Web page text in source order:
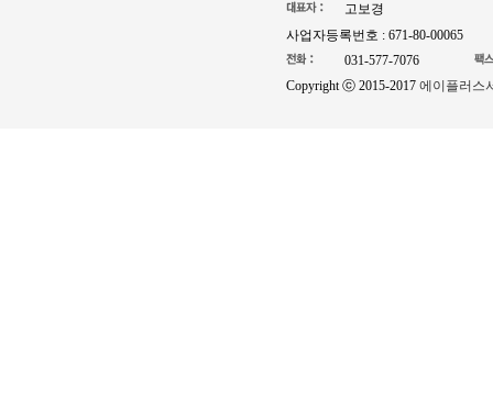
고보경
사업자등록번호 : 671-80-00065
031-577-7076
Copyright ⓒ 2015-2017 에이플러스